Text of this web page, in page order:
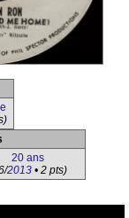
20 ans
2013• 2 pts)